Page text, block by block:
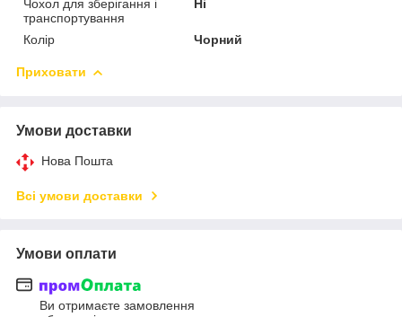
Чохол для зберігання і
транспортування
Ні
Колір Чорний
Приховати
Умови доставки
Нова Пошта
Всі умови доставки
Умови оплати
Ви отримаєте замовлення